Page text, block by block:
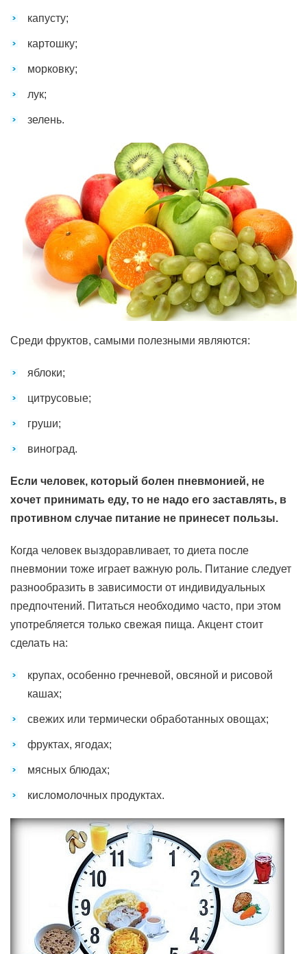
капусту;
картошку;
морковку;
лук;
зелень.
Среди фруктов, самыми полезными являются:
яблоки;
цитрусовые;
груши;
виноград.
Если человек, который болен пневмонией, не
хочет принимать еду, то не надо его заставлять, в
противном случае питание не принесет пользы.
Когда человек выздоравливает, то диета после
пневмонии тоже играет важную роль. Питание следует
разнообразить в зависимости от индивидуальных
предпочтений. Питаться необходимо часто, при этом
употребляется только свежая пища. Акцент стоит
сделать на:
крупах, особенно гречневой, овсяной и рисовой
кашах;
свежих или термически обработанных овощах;
фруктах, ягодах;
мясных блюдах;
кисломолочных продуктах.